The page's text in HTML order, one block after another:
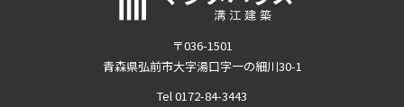
〒036-1501
青森県弘前市大字湯口字一の細川30-1
Tel 0172-84-3443